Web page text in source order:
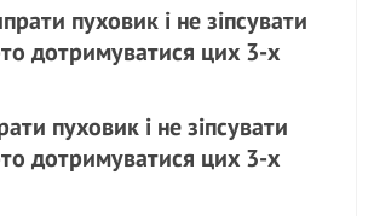
пуховик і не зіпсувати
дотримуватися цих 3-х